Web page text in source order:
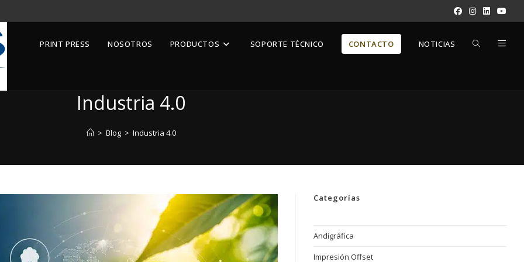
PRINT PRESS NOSOTROS PRODUCTOS SOPORTE TÉCNICO CONTACTO NOTICIAS ALTERNAR
Industria 4.0
> Blog > Industria 4.0
Categorías
Andigráfica
Impresión Offset